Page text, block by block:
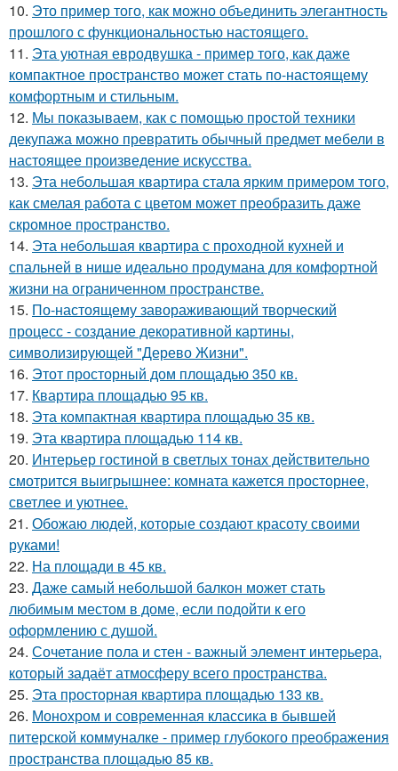
10. Это пример того, как можно объединить элегантность
прошлого с функциональностью настоящего.
11. Эта уютная евродвушка - пример того, как даже
компактное пространство может стать по-настоящему
комфортным и стильным.
12. Мы показываем, как с помощью простой техники
декупажа можно превратить обычный предмет мебели в
настоящее произведение искусства.
13. Эта небольшая квартира стала ярким примером того,
как смелая работа с цветом может преобразить даже
скромное пространство.
14. Эта небольшая квартира с проходной кухней и
спальней в нише идеально продумана для комфортной
жизни на ограниченном пространстве.
15. По-настоящему завораживающий творческий
процесс - создание декоративной картины,
символизирующей "Дерево Жизни".
16. Этот просторный дом площадью 350 кв.
17. Квартира площадью 95 кв.
18. Эта компактная квартира площадью 35 кв.
19. Эта квартира площадью 114 кв.
20. Интерьер гостиной в светлых тонах действительно
смотрится выигрышнее: комната кажется просторнее,
светлее и уютнее.
21. Обожаю людей, которые создают красоту своими
руками!
22. На площади в 45 кв.
23. Даже самый небольшой балкон может стать
любимым местом в доме, если подойти к его
оформлению с душой.
24. Сочетание пола и стен - важный элемент интерьера,
который задаёт атмосферу всего пространства.
25. Эта просторная квартира площадью 133 кв.
26. Монохром и современная классика в бывшей
питерской коммуналке - пример глубокого преображения
пространства площадью 85 кв.